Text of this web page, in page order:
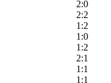
2:0
2:2
1:2
1:0
1:2
2:1
1:1
1:1